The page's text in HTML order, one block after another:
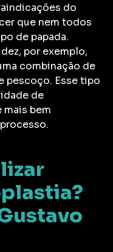
do
que nem todos
de papada.
por exemplo,
combinação de
pescoço. Esse tipo
de
bem